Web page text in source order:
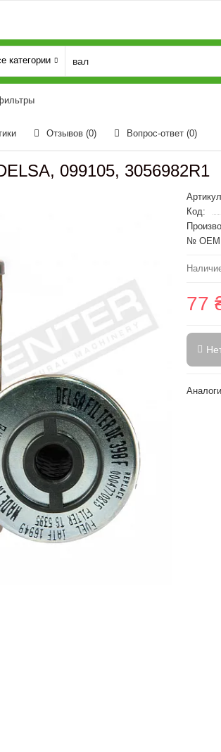
категории
Отзывов (0) Вопрос-ответ (0)
099105, 3056982R1
Код:
№
77
Аналоги